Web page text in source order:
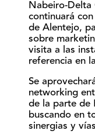
Nabeiro-Delta
continuará
de Alentejo,
sobre
visita a las
referencia en
Se
networking
de la parte de
buscando en
sinergias y